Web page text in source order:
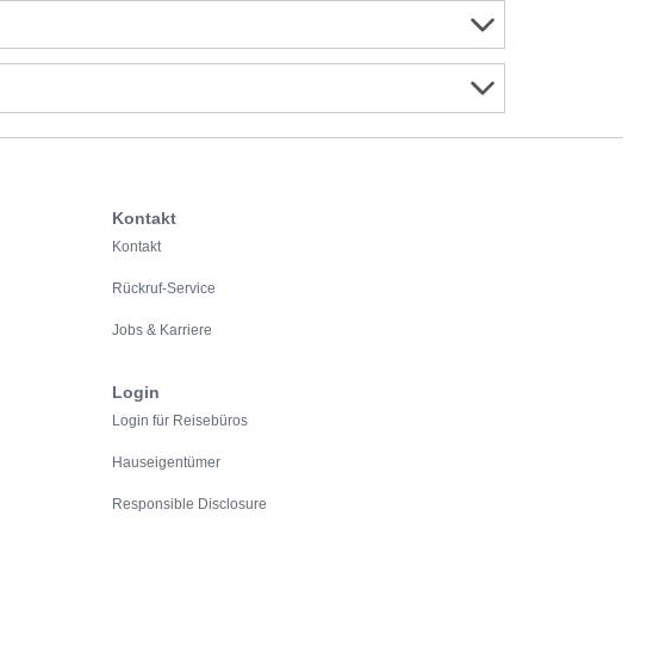
Kontakt
Kontakt
Rückruf-Service
Jobs & Karriere
Login
Login für Reisebüros
Hauseigentümer
Responsible Disclosure